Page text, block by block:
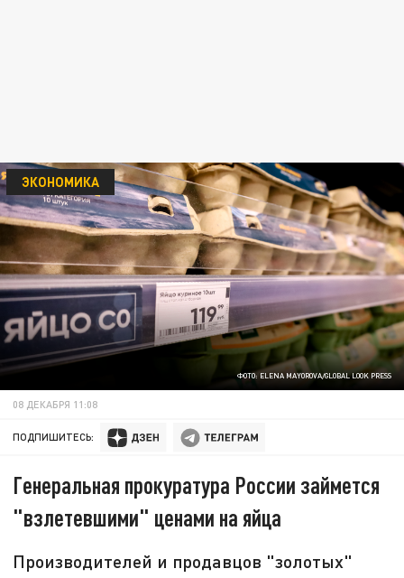
ФОТО: ELENA MAYOROVA/GLOBAL LOOK PRESS
ЭКОНОМИКА
08 ДЕКАБРЯ 11:08
ПОДПИШИТЕСЬ:
Генеральная прокуратура России займется
"взлетевшими" ценами на яйца
Производителей и продавцов "золотых"